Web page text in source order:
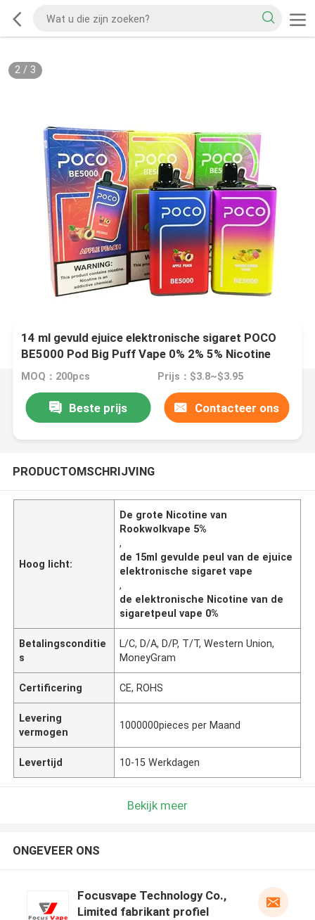
2/ 3
14 ml gevuld ejuice elektronische sigaret POCO
BE5000 Pod Big Puff Vape 0% 2% 5% Nicotine
MOQ：200pcs Prijs：$3.8~$3.95
Beste prijs Contacteer ons
PRODUCTOMSCHRIJVING
Hoog licht:
De grote Nicotine van
Rookwolkvape 5%
,
de 15ml gevulde peul van de ejuice
elektronische sigaret vape
,
de elektronische Nicotine van de
sigaretpeul vape 0%
Betalingsconditie
s
L/C, D/A, D/P, T/T, Western Union,
MoneyGram
Certificering CE, ROHS
Levering
vermogen
1000000pieces per Maand
Levertijd 10-15 Werkdagen
Bekijk meer
ONGEVEER ONS
Focusvape Technology Co.,
Limited fabrikant profiel